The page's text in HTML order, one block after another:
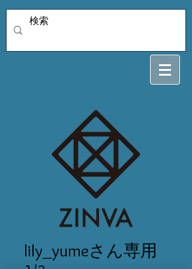
lily_yumeさん専用